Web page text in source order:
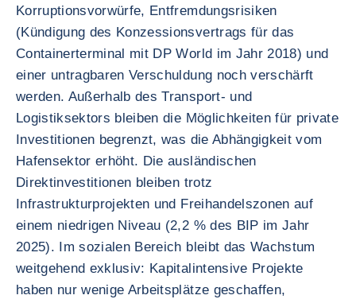
Korruptionsvorwürfe, Entfremdungsrisiken
(Kündigung des Konzessionsvertrags für das
Containerterminal mit DP World im Jahr 2018) und
einer untragbaren Verschuldung noch verschärft
werden. Außerhalb des Transport- und
Logistiksektors bleiben die Möglichkeiten für private
Investitionen begrenzt, was die Abhängigkeit vom
Hafensektor erhöht. Die ausländischen
Direktinvestitionen bleiben trotz
Infrastrukturprojekten und Freihandelszonen auf
einem niedrigen Niveau (2,2 % des BIP im Jahr
2025). Im sozialen Bereich bleibt das Wachstum
weitgehend exklusiv: Kapitalintensive Projekte
haben nur wenige Arbeitsplätze geschaffen,